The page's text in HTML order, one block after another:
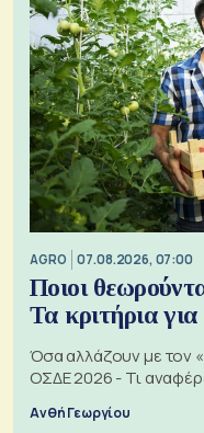
AGRO 07.08.2026, 07:00
Ποιοι
Τα κριτήρια για
Όσα αλλάζουν με τον
ΟΣΔΕ 2026 - Τι
Ανθή Γεωργίου